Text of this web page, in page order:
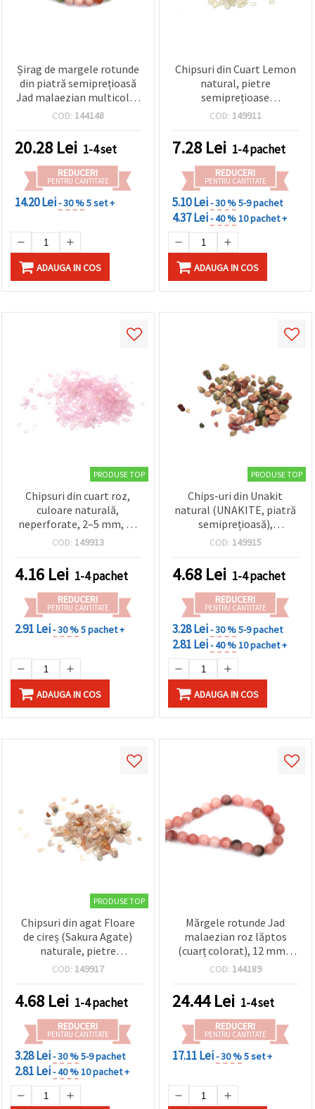
Șirag de margele rotunde
din piatră semiprețioasă
Jad malaezian multicolor
/ cuart colorat, 10 mm,
pentru confecționat
bijuterii
COD: 144148
20.28 Lei 1-4 set
REDUCERI
PENTRU CANTITATE
14.20 Lei- 30 %5 set +
ADAUGA IN COS
Chipsuri din Cuart Lemon
natural, pietre
semiprețioase
neperforate, 5–8 mm – 50
COD: 149911
7.28 Lei 1-4 pachet
REDUCERI
PENTRU CANTITATE
5.10 Lei- 30 %5-9 pachet
4.37 Lei- 40 %10 pachet +
ADAUGA IN COS
PRODUSE TOP
Chipsuri din cuart roz,
culoare naturală,
neperforate, 2–5 mm, 50
g
COD: 149913
4.16 Lei 1-4 pachet
REDUCERI
PENTRU CANTITATE
2.91 Lei- 30 %5 pachet +
ADAUGA IN COS
PRODUSE TOP
Chips-uri din Unakit
natural (UNAKITE, piatră
semiprețioasă),
negăurite, 5–10 mm, 50 g
COD: 149915
4.68 Lei 1-4 pachet
REDUCERI
PENTRU CANTITATE
3.28 Lei- 30 %5-9 pachet
2.81 Lei- 40 %10 pachet +
ADAUGA IN COS
PRODUSE TOP
Chipsuri din agat Floare
de cireș (Sakura Agate)
naturale, pietre
semiprețioase, fără gaură,
COD: 149917
4.68 Lei 1-4 pachet
REDUCERI
PENTRU CANTITATE
3.28 Lei- 30 %5-9 pachet
2.81 Lei- 40 %10 pachet +
Mărgele rotunde Jad
malaezian roz lăptos
(cuarț colorat), 12 mm –
șirag aprox. 31 buc., pietre
bijuterii handmade,
brățări, coliere și proiecte
DIY
COD: 144189
24.44Lei 1-4 set
REDUCERI
PENTRU CANTITATE
17.11 Lei- 30 %5 set +